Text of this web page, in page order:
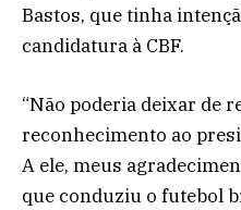
Bastos, que tinha
candidatura à CBF.
“Não poderia deixar de
reconhecimento ao
A ele, meus
que conduziu o futebol